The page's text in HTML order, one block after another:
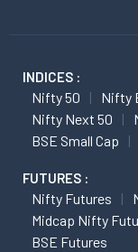
INDICES :
Nifty 50 Nifty
Nifty Next 50
BSE Small Cap
FUTURES :
Nifty Futures
Midcap Nifty
BSE Futures